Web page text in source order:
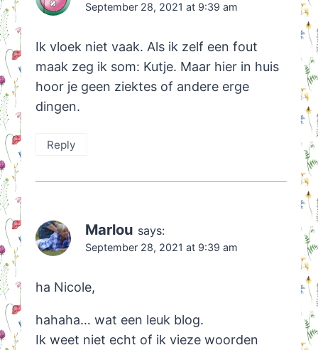
September 28, 2021 at 9:39 am
Ik vloek niet vaak. Als ik zelf een fout
maak zeg ik som: Kutje. Maar hier in huis
hoor je geen ziektes of andere erge
dingen.
Reply
Marlou says:
September 28, 2021 at 9:39 am
ha Nicole,
hahaha… wat een leuk blog.
Ik weet niet echt of ik vieze woorden